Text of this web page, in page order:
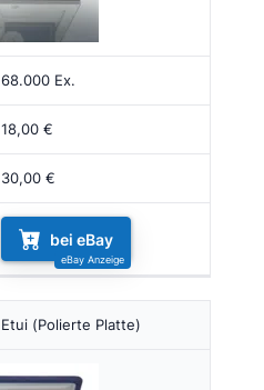
68.000 Ex.
18,00 €
30,00 €
bei eBay
Etui (Polierte Platte)